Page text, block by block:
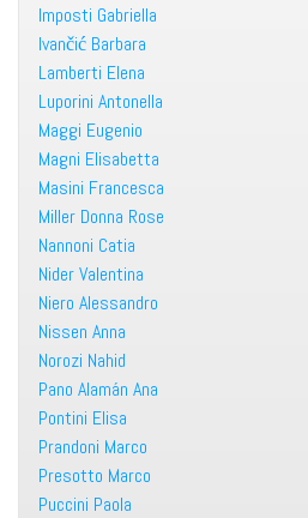
Imposti Gabriella
Ivančić Barbara
Lamberti Elena
Luporini Antonella
Maggi Eugenio
Magni Elisabetta
Masini Francesca
Miller Donna Rose
Nannoni Catia
Nider Valentina
Niero Alessandro
Nissen Anna
Norozi Nahid
Pano Alamán Ana
Pontini Elisa
Prandoni Marco
Presotto Marco
Puccini Paola